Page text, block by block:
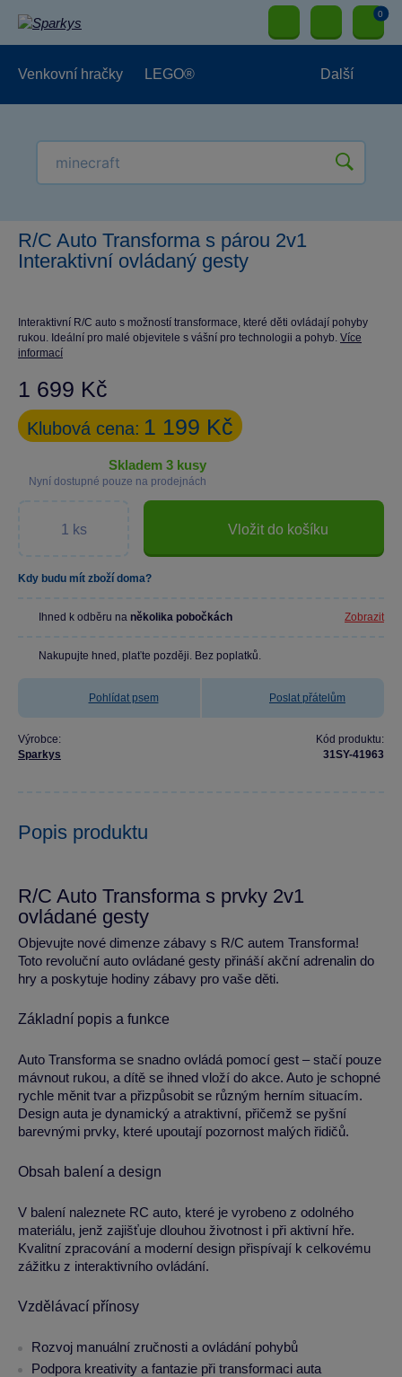
0
Venkovní hračky LEGO® Další
R/C Auto Transforma s párou 2v1
Interaktivní ovládaný gesty
Interaktivní R/C auto s možností transformace, které děti ovládají pohyby
rukou. Ideální pro malé objevitele s vášní pro technologii a pohyb. Více
informací
1 699 Kč
Klubová cena: 1 199 Kč
skladem 3 kusy
Nyní dostupné pouze na prodejnách
Vložit do košíku
Kdy budu mít zboží doma?
Ihned k odběru na několika pobočkách Zobrazit
Nakupujte hned, plaťte později. Bez poplatků.
Pohlídat psem Poslat přátelům
Výrobce:
Sparkys
Kód produktu:
31SY-41963
Popis produktu
R/C Auto Transforma s prvky 2v1
ovládané gesty
Objevujte nové dimenze zábavy s R/C autem Transforma!
Toto revoluční auto ovládané gesty přináší akční adrenalin do
hry a poskytuje hodiny zábavy pro vaše děti.
Základní popis a funkce
Auto Transforma se snadno ovládá pomocí gest – stačí pouze
mávnout rukou, a dítě se ihned vloží do akce. Auto je schopné
rychle měnit tvar a přizpůsobit se různým herním situacím.
Design auta je dynamický a atraktivní, přičemž se pyšní
barevnými prvky, které upoutají pozornost malých řidičů.
Obsah balení a design
V balení naleznete RC auto, které je vyrobeno z odolného
materiálu, jenž zajišťuje dlouhou životnost i při aktivní hře.
Kvalitní zpracování a moderní design přispívají k celkovému
zážitku z interaktivního ovládání.
Vzdělávací přínosy
Rozvoj manuální zručnosti a ovládání pohybů
Podpora kreativity a fantazie při transformaci auta